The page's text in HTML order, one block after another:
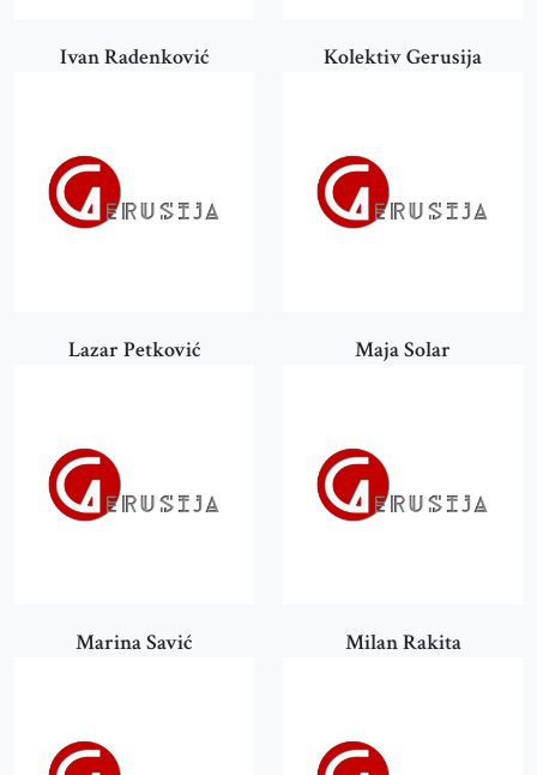
Ivan Radenković Kolektiv Gerusija
Lazar Petković Maja Solar
Marina Savić Milan Rakita